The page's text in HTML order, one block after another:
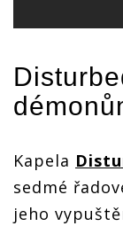
Kapela
sedmé
jeho